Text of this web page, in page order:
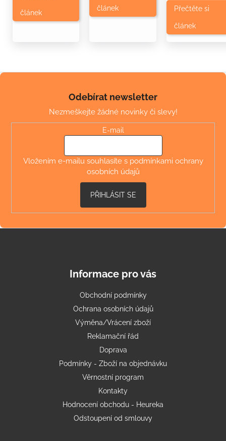
článek
článek Přečtěte si
článek
Z
Odebírat newsletter
Nezmeškejte žádné novinky či slevy!
E-mail
Vložením e-mailu souhlasíte s podmínkami ochrany
osobních údajů
PŘIHLÁSIT SE
Informace pro vás
Obchodní podmínky
Ochrana osobních údajů
Výměna/Vrácení zboží
Reklamační řád
Doprava
Podmínky - Zboží na objednávku
Věrnostní program
Kontakty
Hodnocení obchodu - Heureka
Odstoupení od smlouvy